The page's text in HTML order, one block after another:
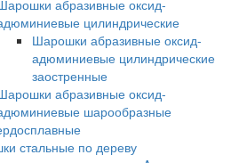
абразивные оксид-
цилиндрические
Шарошки абразивные оксид-
адюминиевые цилиндрические
заостренные
абразивные оксид-
шарообразные
стальные по дереву